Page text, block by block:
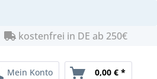
kostenfrei in DE ab 250€
Mein Konto 0,00 € *